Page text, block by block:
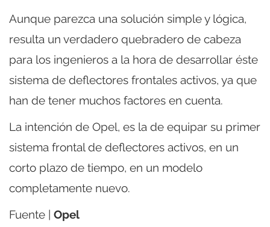
Aunque parezca una solución simple y lógica,
resulta un verdadero quebradero de cabeza
para los ingenieros a la hora de desarrollar éste
sistema de deflectores frontales activos, ya que
han de tener muchos factores en cuenta.
La intención de Opel, es la de equipar su primer
sistema frontal de deflectores activos, en un
corto plazo de tiempo, en un modelo
completamente nuevo.
Fuente | Opel